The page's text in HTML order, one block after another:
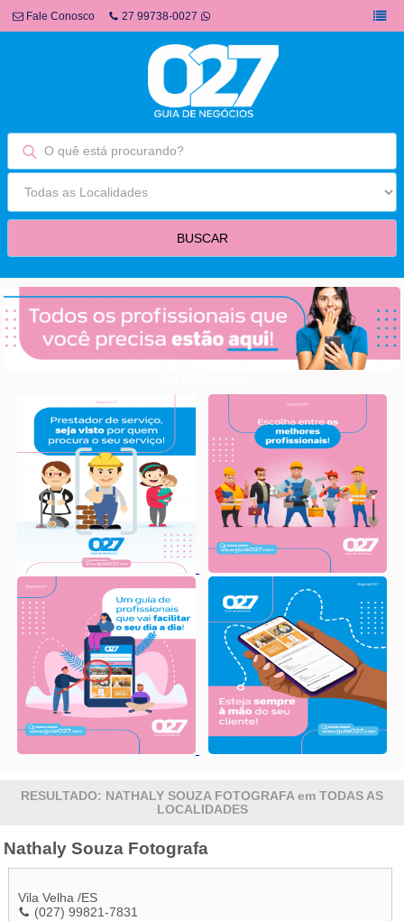
Fale Conosco 27 99738-0027
RESULTADO: NATHALY SOUZA FOTOGRAFA em TODAS AS
LOCALIDADES
Nathaly Souza Fotografa
Vila Velha /ES
(027) 99821-7831